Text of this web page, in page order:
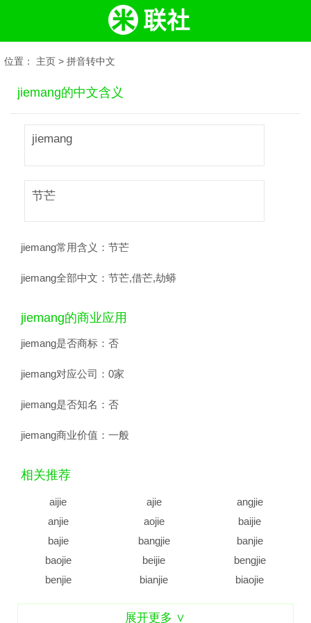
位置： 主页 > 拼音转中文
jiemang的中文含义
jiemang
节芒
jiemang常用含义： 节芒
jiemang全部中文： 节芒,借芒,劫蟒
jiemang的商业应用
jiemang是否商标： 否
jiemang对应公司： 0家
jiemang是否知名： 否
jiemang商业价值： 一般
相关推荐
aijie ajie
angjie
anjie
aojie
baijie
bajie
bangjie
banjie
baojie
beijie
bengjie
benjie
bianjie
biaojie
bojie
展开更多 ∨